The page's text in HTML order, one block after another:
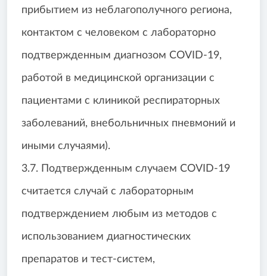
прибытием из неблагополучного региона,
контактом с человеком с лабораторно
подтвержденным диагнозом COVID-19,
работой в медицинской организации с
пациентами с клиникой респираторных
заболеваний, внебольничных пневмоний и
иными случаями).
3.7. Подтвержденным случаем COVID-19
считается случай с лабораторным
подтверждением любым из методов с
использованием диагностических
препаратов и тест-систем,